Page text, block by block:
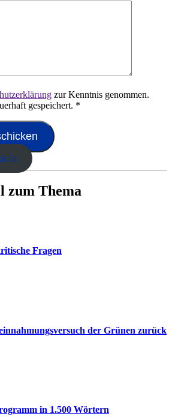
zur Kenntnis genommen.
gespeichert. *
zum Thema
Fragen
der Grünen zurück
in 1.500 Wörtern